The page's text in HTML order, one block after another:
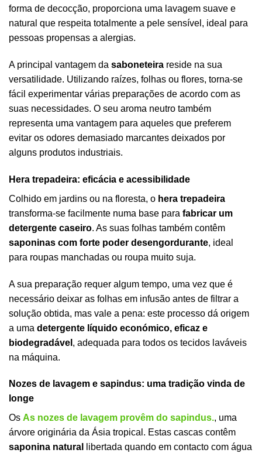
forma de decocção, proporciona uma lavagem suave e
natural que respeita totalmente a pele sensível, ideal para
pessoas propensas a alergias.
A principal vantagem da saboneteira reside na sua
versatilidade. Utilizando raízes, folhas ou flores, torna-se
fácil experimentar várias preparações de acordo com as
suas necessidades. O seu aroma neutro também
representa uma vantagem para aqueles que preferem
evitar os odores demasiado marcantes deixados por
alguns produtos industriais.
Hera trepadeira: eficácia e acessibilidade
Colhido em jardins ou na floresta, o hera trepadeira
transforma-se facilmente numa base para fabricar um
detergente caseiro. As suas folhas também contêm
saponinas com forte poder desengordurante, ideal
para roupas manchadas ou roupa muito suja.
A sua preparação requer algum tempo, uma vez que é
necessário deixar as folhas em infusão antes de filtrar a
solução obtida, mas vale a pena: este processo dá origem
a uma detergente líquido económico, eficaz e
biodegradável , adequada para todos os tecidos laváveis
na máquina.
Nozes de lavagem e sapindus: uma tradição vinda de
longe
Os As nozes de lavagem provêm do sapindus., uma
árvore originária da Ásia tropical. Estas cascas contêm
saponina natural
libertada quando em contacto com água